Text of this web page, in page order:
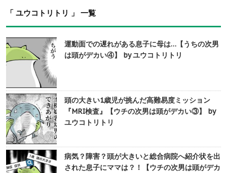
「 ユウコトリトリ 」 一覧
運動面での遅れがある息子に母は…【うちの次男
は頭がデカい④】 by ユウコトリトリ
頭の大きい1歳児が挑んだ高難易度ミッション
『MRI検査』【ウチの次男は頭がデカい③】 by
ユウコトリトリ
病気？障害？頭が大きいと総合病院へ紹介状を出
された息子にママは？！【ウチの次男は頭がデカ